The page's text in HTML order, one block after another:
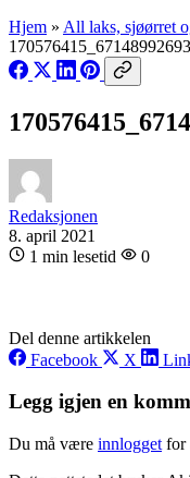
Hjem » All laks, sjøørret
Redaksjonen
8. april 2021
1 min lesetid
0
Del denne artikkelen
Facebook
X
Legg igjen en
Du må være innlogget for